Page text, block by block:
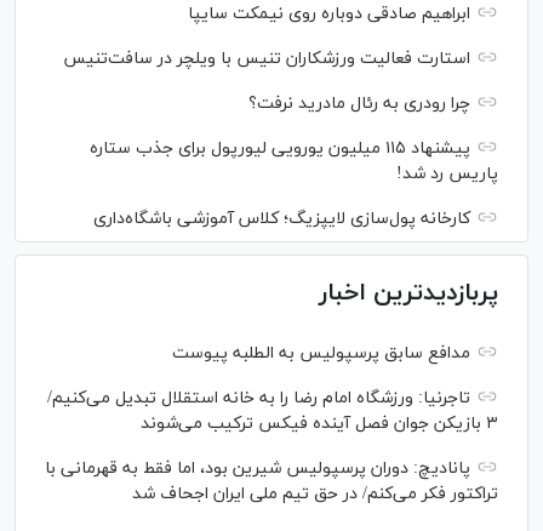
ابراهیم صادقی دوباره روی نیمکت سایپا
استارت فعالیت ورزشکاران تنیس با ویلچر در سافت‌تنیس
چرا رودری به رئال مادرید نرفت؟
پیشنهاد ۱۱۵ میلیون یورویی لیورپول برای جذب ستاره
پاریس رد شد!
کارخانه پول‌سازی لایپزیگ؛ کلاس آموزشی باشگاه‌داری
پربازدیدترین اخبار
مدافع سابق پرسپولیس به الطلبه پیوست
تاجرنیا: ورزشگاه امام رضا را به خانه استقلال تبدیل می‌کنیم/
۳ بازیکن جوان فصل آینده فیکس ترکیب می‌شوند
پانادیچ: دوران پرسپولیس شیرین بود، اما فقط به قهرمانی با
تراکتور فکر می‌کنم/ در حق تیم ملی ایران اجحاف شد